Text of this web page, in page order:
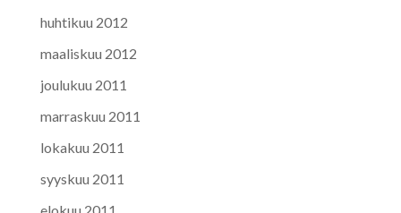
huhtikuu 2012
maaliskuu 2012
joulukuu 2011
marraskuu 2011
lokakuu 2011
syyskuu 2011